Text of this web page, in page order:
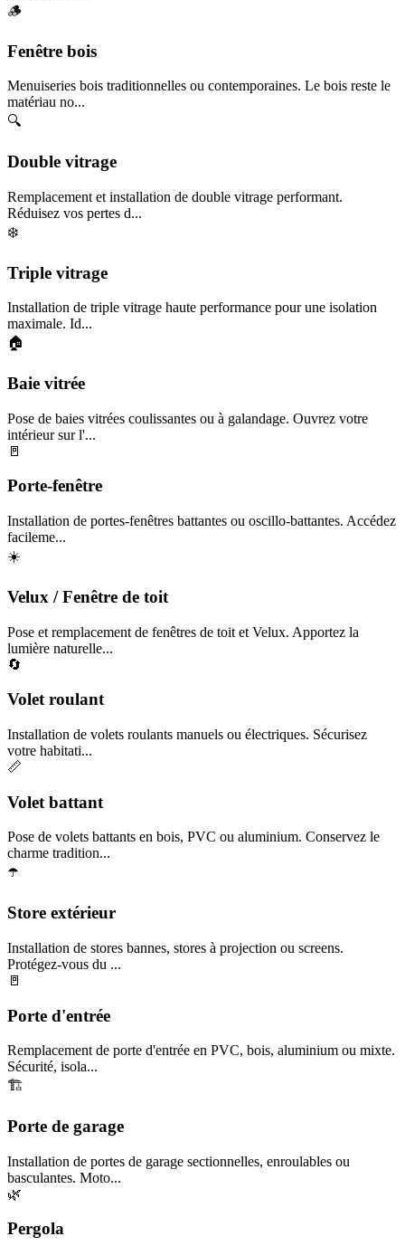
🪵
Fenêtre bois
Menuiseries bois traditionnelles ou contemporaines. Le bois reste le
matériau no...
🔍
Double vitrage
Remplacement et installation de double vitrage performant.
Réduisez vos pertes d...
❄️
Triple vitrage
Installation de triple vitrage haute performance pour une isolation
maximale. Id...
🏠
Baie vitrée
Pose de baies vitrées coulissantes ou à galandage. Ouvrez votre
intérieur sur l'...
🚪
Porte-fenêtre
Installation de portes-fenêtres battantes ou oscillo-battantes. Accédez
facileme...
☀️
Velux / Fenêtre de toit
Pose et remplacement de fenêtres de toit et Velux. Apportez la
lumière naturelle...
🔄
Volet roulant
Installation de volets roulants manuels ou électriques. Sécurisez
votre habitati...
📏
Volet battant
Pose de volets battants en bois, PVC ou aluminium. Conservez le
charme tradition...
☂️
Store extérieur
Installation de stores bannes, stores à projection ou screens.
Protégez-vous du ...
🚪
Porte d'entrée
Remplacement de porte d'entrée en PVC, bois, aluminium ou mixte.
Sécurité, isola...
🏗️
Porte de garage
Installation de portes de garage sectionnelles, enroulables ou
basculantes. Moto...
🌿
Pergola